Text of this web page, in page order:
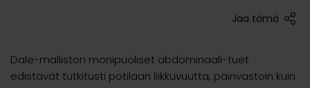
Dale-malliston monipuoliset abdominaali-tuet
edistävät tutkitusti potilaan liikkuvuutta, päinvastoin kuin
Jaa tämä